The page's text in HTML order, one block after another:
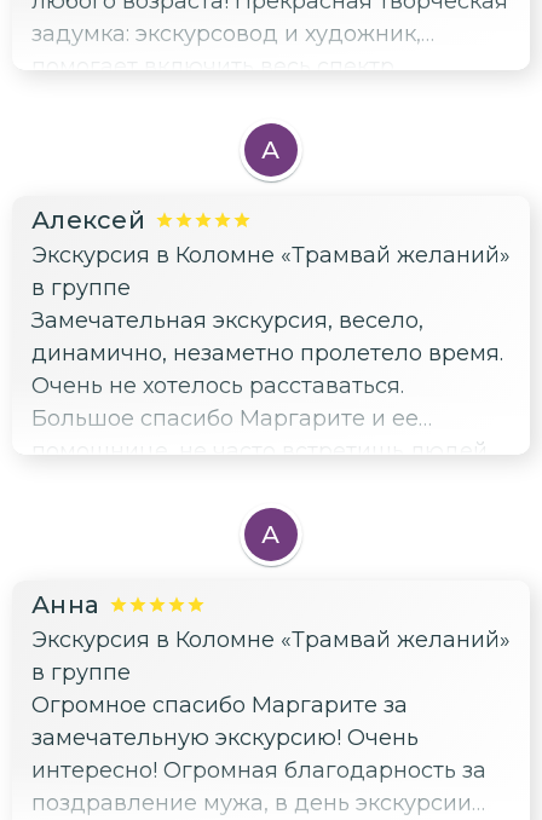
задумка: экскурсовод и художник,
за уникальность, настроение,
впечатление, подарки!!! Спасибо за
А
Алексей
Экскурсия в Коломне «Трамвай желаний»
в группе
Замечательная экскурсия, весело,
динамично, незаметно пролетело время.
Очень не хотелось расставаться.
Большое спасибо Маргарите и ее
помощнице, не часто встретишь людей
А
Анна
Экскурсия в Коломне «Трамвай желаний»
в группе
Огромное спасибо Маргарите за
замечательную экскурсию! Очень
интересно! Огромная благодарность за
поздравление мужа, в день экскурсии